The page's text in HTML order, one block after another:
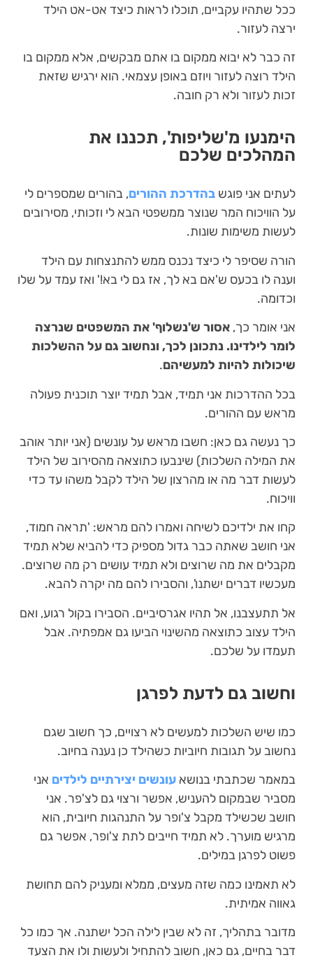
ככל שתהיו עקביים, תוכלו לראות כיצד אט-אט הילד
ירצה לעזור.
זה כבר לא יבוא ממקום בו אתם מבקשים, אלא ממקום בו
הילד רוצה לעזור ויוזם באופן עצמאי. הוא ירגיש שזאת
זכות לעזור ולא רק חובה.
הימנעו מ'שליפות', תכננו את
המהלכים שלכם
לעתים אני פוגש בהדרכת ההורים, בהורים שמספרים לי
על הוויכוח המר שנוצר ממשפטי הבא לי וזכותי, מסירובים
לעשות משימות שונות.
הורה שסיפר לי כיצד נכנס ממש להתנצחות עם הילד
וענה לו בכעס ש'אם בא לך, אז גם לי בא!' ואז עמד על שלו
וכדומה.
אני אומר כך, אסור ש'נשלוף' את המשפטים שנרצה
לומר לילדינו. נתכונן לכך, ונחשוב גם על ההשלכות
שיכולות להיות למעשיהם.
בכל ההדרכות אני תמיד, אבל תמיד יוצר תוכנית פעולה
מראש עם ההורים.
כך נעשה גם כאן: חשבו מראש על עונשים (אני יותר אוהב
את המילה השלכות) שינבעו כתוצאה מהסירוב של הילד
לעשות דבר מה או מהרצון של הילד לקבל משהו עד כדי
וויכוח.
קחו את ילדיכם לשיחה ואמרו להם מראש: 'תראה חמוד,
אני חושב שאתה כבר גדול מספיק כדי להביא שלא תמיד
מקבלים את מה שרוצים ולא תמיד עושים רק מה שרוצים.
מעכשיו דברים ישתנו', והסבירו להם מה יקרה להבא.
אל תתעצבנו, אל תהיו אגרסיביים. הסבירו בקול רגוע, ואם
הילד עצוב כתוצאה מהשינוי הביעו גם אמפתיה. אבל
תעמדו על שלכם.
וחשוב גם לדעת לפרגן
כמו שיש השלכות למעשים לא רצויים, כך חשוב שגם
נחשוב על תגובות חיוביות כשהילד כן נענה בחיוב.
במאמר שכתבתי בנושא עונשים יצירתיים לילדים אני
מסביר שבמקום להעניש, אפשר ורצוי גם לצ'פר. אני
חושב שכשילד מקבל צ'ופר על התנהגות חיובית, הוא
מרגיש מוערך. לא תמיד חייבים לתת צ'ופר, אפשר גם
פשוט לפרגן במילים.
לא תאמינו כמה שזה מעצים, ממלא ומעניק להם תחושת
גאווה אמיתית.
מדובר בתהליך, זה לא שבין לילה הכל ישתנה. אך כמו כל
דבר בחיים, גם כאן, חשוב להתחיל ולעשות ולו את הצעד